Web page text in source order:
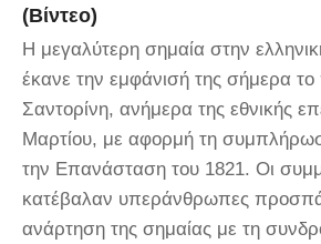
(Βίντεο)
Η μεγαλύτερη σημαία στην
έκανε την εμφάνισή της σήμερα
Σαντορίνη, ανήμερα της εθνικής
Μαρτίου, με αφορμή τη
την Επανάσταση του 1821. Οι
κατέβαλαν υπεράνθρωπες
ανάρτηση της σημαίας με τη